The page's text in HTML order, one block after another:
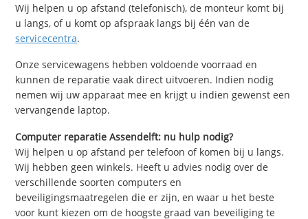
Wij helpen u op afstand (telefonisch), de monteur komt bij
u langs, of u komt op afspraak langs bij één van de
servicecentra.
Onze servicewagens hebben voldoende voorraad en
kunnen de reparatie vaak direct uitvoeren. Indien nodig
nemen wij uw apparaat mee en krijgt u indien gewenst een
vervangende laptop.
Computer reparatie Assendelft: nu hulp nodig?
Wij helpen u op afstand per telefoon of komen bij u langs.
Wij hebben geen winkels. Heeft u advies nodig over de
verschillende soorten computers en
beveiligingsmaatregelen die er zijn, en waar u het beste
voor kunt kiezen om de hoogste graad van beveiliging te